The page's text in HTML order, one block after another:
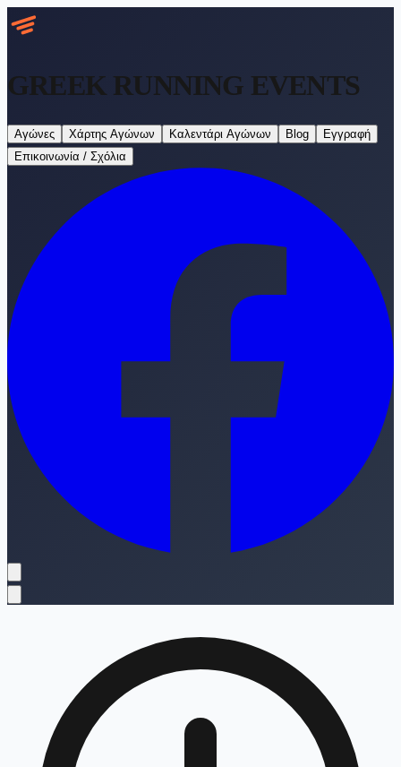
GREEK RUNNING EVENTS
Αγώνες Χάρτης Αγώνων Καλεντάρι Αγώνων Blog
Εγγραφή
Επικοινωνία / Σχόλια